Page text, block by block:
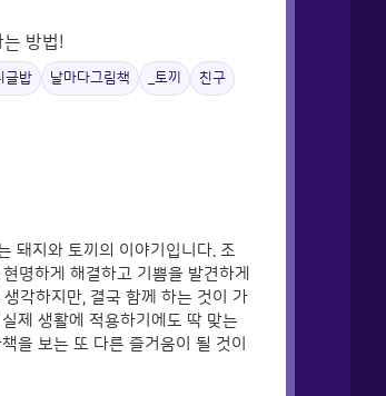
방법!
글밥 날마다그림책 _토끼 친구
돼지와 토끼의 이야기입니다. 조
명하게 해결하고 기쁨을 발견하게
각하지만, 결국 함께 하는 것이 가
제 생활에 적용하기에도 딱 맞는
을 보는 또 다른 즐거움이 될 것이